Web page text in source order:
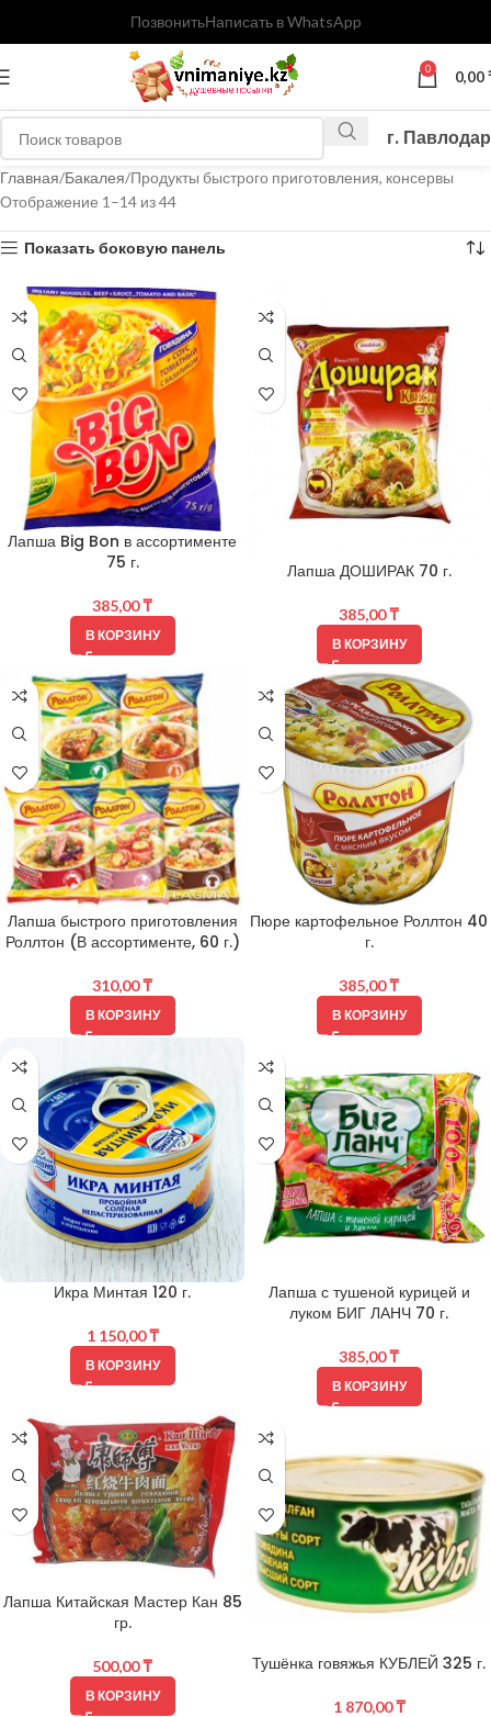
ПозвонитьНаписать в WhatsApp
0 0,00
г. Павлодар
Главная Бакалея Продукты быстрого приготовления, консервы
Отображение 1–14 из 44
Показать боковую панель
Лапша Big Bon в ассортименте
75 г.
385,00₸
В КОРЗИНУ
Лапша ДОШИРАК 70 г.
385,00₸
В КОРЗИНУ
Лапша быстрого приготовления
Роллтон (В ассортименте, 60 г.)
310,00₸
В КОРЗИНУ
Пюре картофельное Роллтон 40
г.
385,00₸
В КОРЗИНУ
Икра Минтая 120 г.
1 150,00₸
В КОРЗИНУ
Лапша с тушеной курицей и
луком БИГ ЛАНЧ 70 г.
385,00₸
В КОРЗИНУ
Лапша Китайская Мастер Кан 85
гр.
500,00₸
В КОРЗИНУ
Тушёнка говяжья КУБЛЕЙ 325 г.
1 870,00₸